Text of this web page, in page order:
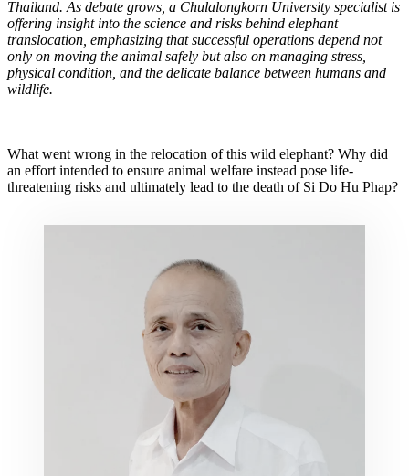
Thailand. As debate grows, a Chulalongkorn University specialist is
offering insight into the science and risks behind elephant
translocation, emphasizing that successful operations depend not
only on moving the animal safely but also on managing stress,
physical condition, and the delicate balance between humans and
wildlife.
What went wrong in the relocation of this wild elephant? Why did
an effort intended to ensure animal welfare instead pose life-
threatening risks and ultimately lead to the death of Si Do Hu Phap?